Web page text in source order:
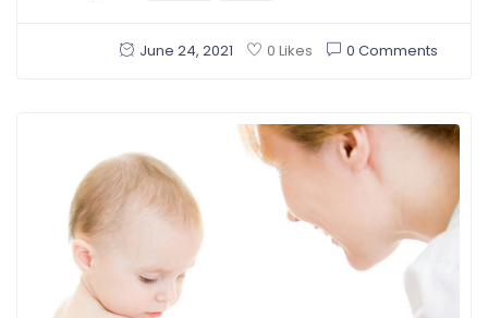
June 24, 2021 0 Likes 0 Comments